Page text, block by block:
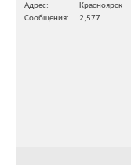
Адрес
Красноярск
Сообщения
2,577